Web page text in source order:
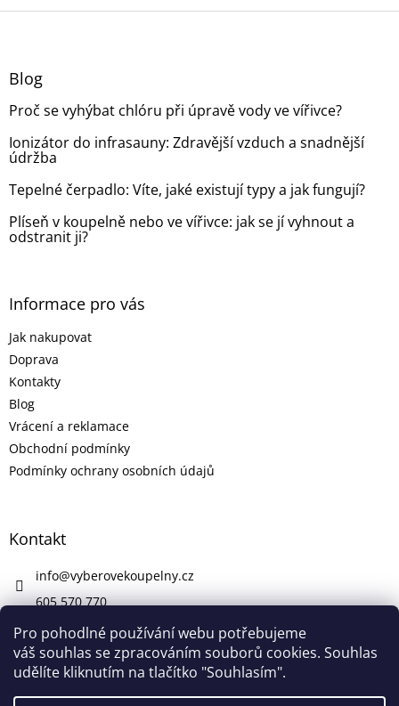
Pro pohodlné používání webu potřebujeme
váš souhlas se zpracováním souborů cookies. Souhlas
udělíte kliknutím na tlačítko "Souhlasím".
Z
Blog
Proč se vyhýbat chlóru při úpravě vody ve vířivce?
Ionizátor do infrasauny: Zdravější vzduch a snadnější
údržba
Tepelné čerpadlo: Víte, jaké existují typy a jak fungují?
Plíseň v koupelně nebo ve vířivce: jak se jí vyhnout a
odstranit ji?
Informace pro vás
Jak nakupovat
Doprava
Kontakty
Blog
Vrácení a reklamace
Obchodní podmínky
Podmínky ochrany osobních údajů
Kontakt
info@vyberovekoupelny.cz
605 570 770
https://www.facebook.com/vyberovekoupelny/